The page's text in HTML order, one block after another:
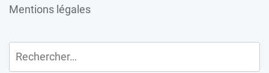
Mentions légales
Rechercher :